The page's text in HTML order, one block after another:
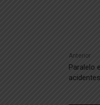
Anterior
Paralelo